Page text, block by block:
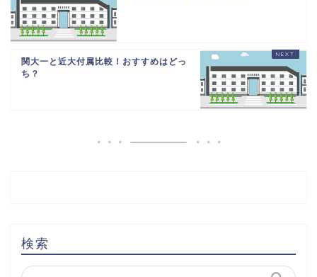
関大一と近大付属比較！おすすめはどっ
ち？
検索